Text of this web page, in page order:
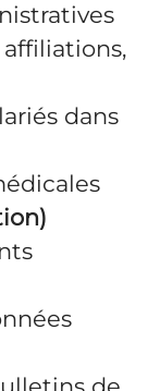
affiliations,
dans